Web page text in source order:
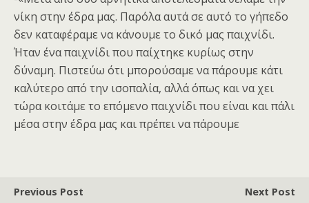
νίκη στην έδρα μας. Παρόλα αυτά σε αυτό το γήπεδο
δεν καταφέραμε να κάνουμε το δικό μας παιχνίδι.
Ήταν ένα παιχνίδι που παίχτηκε κυρίως στην
δύναμη. Πιστεύω ότι μπορούσαμε να πάρουμε κάτι
καλύτερο από την ισοπαλία, αλλά όπως και να χει
τώρα κοιτάμε το επόμενο παιχνίδι που είναι και πάλι
μέσα στην έδρα μας και πρέπει να πάρουμε
Previous Post
Next Post